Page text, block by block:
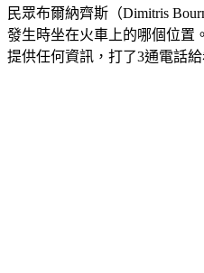
民眾布爾納齊斯（Dimitris
發生時坐在火車上的哪個位置
提供任何資訊，打了3通電話